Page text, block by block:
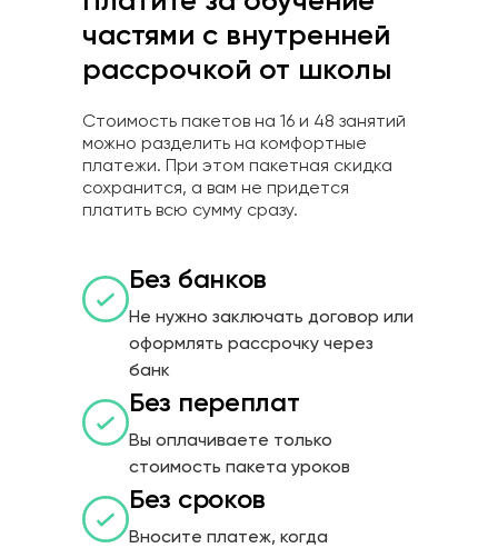
частями с внутренней
рассрочкой от школы
Стоимость пакетов на 16 и 48 занятий
можно разделить на комфортные
платежи. При этом пакетная скидка
сохранится, а вам не придется
платить всю сумму сразу.
Без банков
Не нужно заключать договор или
оформлять рассрочку через
банк
Без переплат
Вы оплачиваете только
стоимость пакета уроков
Без сроков
Вносите платеж, когда